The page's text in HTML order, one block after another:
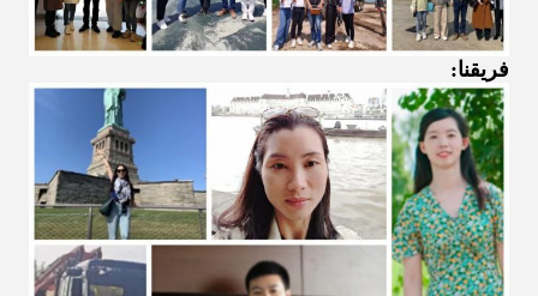
فريقنا: